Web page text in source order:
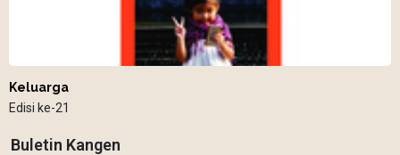
Keluarga
Edisi ke-21
Buletin Kangen